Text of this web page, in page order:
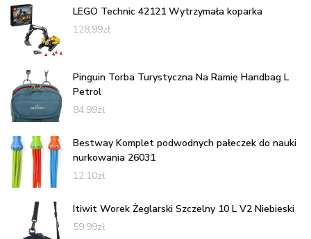
LEGO Technic 42121 Wytrzymała koparka
128,99zł
Pinguin Torba Turystyczna Na Ramię Handbag L
Petrol
84,99zł
Bestway Komplet podwodnych pałeczek do nauki
nurkowania 26031
12,10zł
Itiwit Worek Żeglarski Szczelny 10 L V2 Niebieski
59,99zł